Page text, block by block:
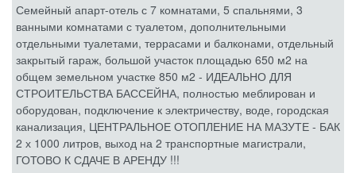
Семейный апарт-отель с 7 комнатами, 5 спальнями, 3
ванными комнатами с туалетом, дополнительными
отдельными туалетами, террасами и балконами, отдельный
закрытый гараж, большой участок площадью 650 м2 на
общем земельном участке 850 м2 - ИДЕАЛЬНО ДЛЯ
СТРОИТЕЛЬСТВА БАССЕЙНА, полностью меблирован и
оборудован, подключение к электричеству, воде, городская
канализация, ЦЕНТРАЛЬНОЕ ОТОПЛЕНИЕ НА МАЗУТЕ - БАК
2 х 1000 литров, выход на 2 транспортные магистрали,
ГОТОВО К СДАЧЕ В АРЕНДУ !!!